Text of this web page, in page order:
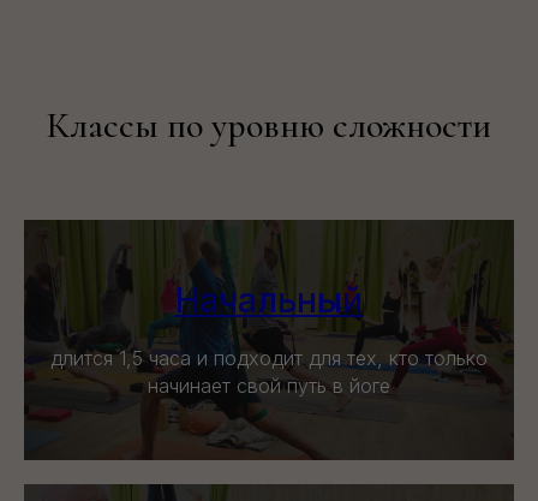
Классы по уровню сложности
Начальный
длится 1,5 часа и подходит для тех, кто только
начинает свой путь в йоге